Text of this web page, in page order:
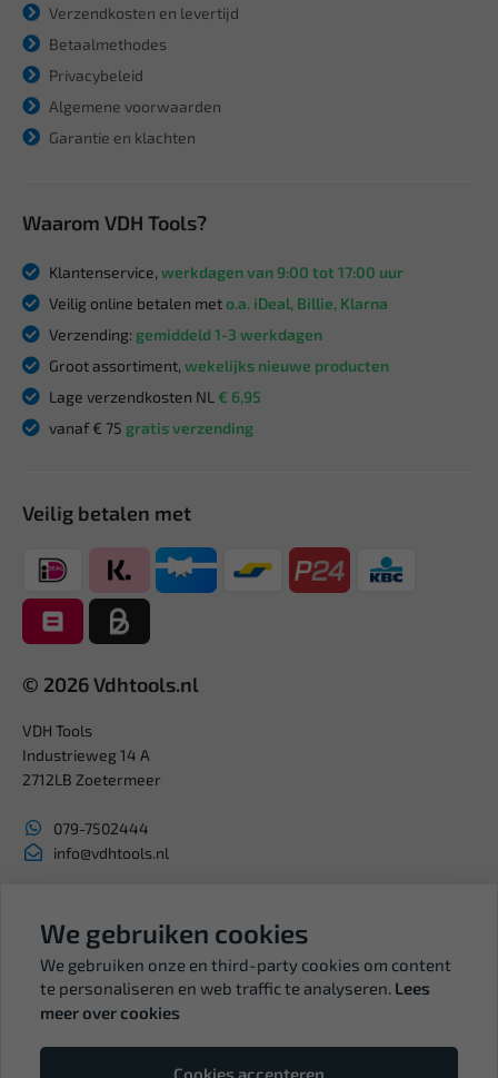
Verzendkosten en levertijd
Betaalmethodes
Privacybeleid
Algemene voorwaarden
Garantie en klachten
Waarom VDH Tools?
Klantenservice, werkdagen van 9:00 tot 17:00 uur
Veilig online betalen meto.a. iDeal, Billie, Klarna
Verzending: gemiddeld 1-3 werkdagen
Groot assortiment, wekelijks nieuwe producten
Lage verzendkosten NL € 6,95
vanaf € 75 gratis verzending
Veilig betalen met
© 2026 Vdhtools.nl
VDH Tools
Industrieweg 14 A
2712LB Zoetermeer
079-7502444
info@vdhtools.nl
BTW: NL819958657B01
We gebruiken cookies
We gebruiken onze en third-party cookies om content
te personaliseren en web traffic te analyseren. Lees
meer over cookies
Cookies accepteren